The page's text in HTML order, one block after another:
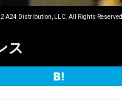
A24 Distribution, LLC. All Rights Reserved.
ス